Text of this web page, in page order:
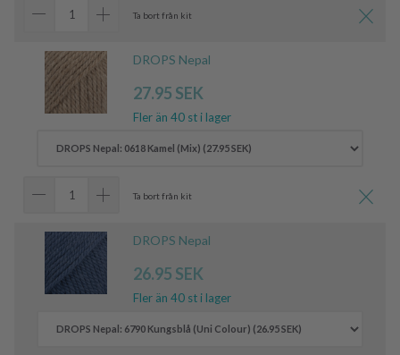
Ta bort från kit
DROPS Nepal
27.95 SEK
Fler än 40 st i lager
Ta bort från kit
DROPS Nepal
26.95 SEK
Fler än 40 st i lager